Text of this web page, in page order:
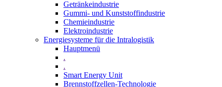
Getränkeindustrie
Gummi­- und Kunststoffindustrie
Chemieindustrie
Elektroindustrie
Energiesysteme für die Intralogistik
Hauptmenü
.
.
Smart Energy Unit
Brennstoffzellen-Technologie